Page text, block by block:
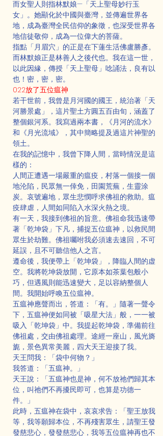
而女聖人則指林默娘—「天上聖母妙行玉
女」。她顯化於中國與臺灣，並傳遍世界各
地，成為臺灣全民信仰的象徵，也深受世界各
地信徒敬仰，成為一位偉大的菩薩。
指點「月眉穴」的正是在下蓮生活佛盧勝彥。
而林默娘正是林善人之後代也。我在這一世，
以此因緣，傳授「天上聖母」唸誦法，良有以
也！密，密，密。
022放了五位瘟神
若干世前，我曾是月河國的國王，統治著「天
河勝景處」，這片聖土方圓五百由旬，涵蓋了
整個銀河系。我寫過兩本書，《月河的流水》
和《月光流域》，其中簡略提及過這片神聖的
領土。
在我的記憶中，我曾下降人間，當時情況是這
樣的：
人間正遭遇一場嚴重的瘟疫，村落一個接一個
地沦陷，民眾無一倖免，田園荒蕪，生靈涂
炭。哀號遍地，眾生悲憫呼求佛祖的救助。瘟
疫肆虐，人間如同陷入水深火熱之境。
有一天，我接到佛祖的旨意。佛祖命我迅速帶
著「乾坤袋」下凡，捕捉五位瘟神，以救民間
眾生於劫難。佛祖囑咐我必須速去速回，不可
延誤，且不可聽信他人之言。
遵命後，我便帶上「乾坤袋」，降臨人間的虚
空。我將乾坤袋放開，它原本如茶葉包般小
巧，但遇風則能迅速變大，足以容納整個人
間。我開始呼喚五位瘟神。
五瘟神應聲而出，答道：「有。」隨著一聲令
下，五瘟神便如同被「吸星大法」般，一一被
吸入「乾坤袋」中。我提起乾坤袋，準備前往
佛祖處，交由佛祖處理。途經一座山，風光旖
旎，景色異常美麗，四大天王迎接了我。
天王問我：「袋中何物？」
我答道：「五瘟神。」
天王說：「五瘟神也是神，何不放祂們歸其本
位，叫祂們不再擾民即可，也算是功德一
件。」
此時，五瘟神在袋中，哀哀求告：「聖王放我
等，我等願歸本位，不再殘害眾生，請聖王發
發慈悲心，發發慈悲心，我等五位瘟神再也不